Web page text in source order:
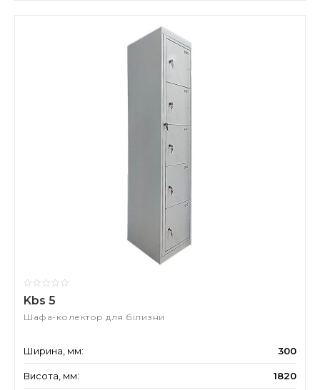
Kbs 5
Шафа-колектор для білизни
Ширина, мм: 300
Висота, мм: 1820